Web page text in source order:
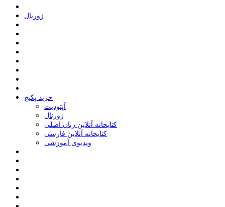
ﮊﻭﺭﻧﺎﻝ
خرید پکیج
ﺁﭘﺘﻮﺩﯾﺖ
ﮊﻭﺭﻧﺎﻝ
کتابخانه آنلاین زبان اصلی
کتابخانه آنلاین فارسی
ویدیوی آموزشی